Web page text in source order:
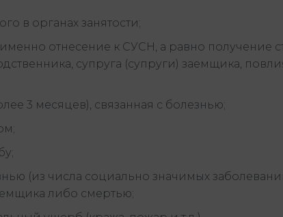
в органах занятости;
отнесение к СУСН, а равно получение
супруга (супруги) заемщика,
3 месяцев), связанная с болезнью;
(из числа социально значимых
либо смертью;